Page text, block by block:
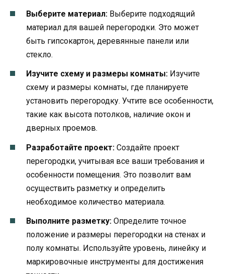
Выберите материал: Выберите подходящий
материал для вашей перегородки. Это может
быть гипсокартон, деревянные панели или
стекло.
Изучите схему и размеры комнаты: Изучите
схему и размеры комнаты, где планируете
установить перегородку. Учтите все особенности,
такие как высота потолков, наличие окон и
дверных проемов.
Разработайте проект: Создайте проект
перегородки, учитывая все ваши требования и
особенности помещения. Это позволит вам
осуществить разметку и определить
необходимое количество материала.
Выполните разметку: Определите точное
положение и размеры перегородки на стенах и
полу комнаты. Используйте уровень, линейку и
маркировочные инструменты для достижения